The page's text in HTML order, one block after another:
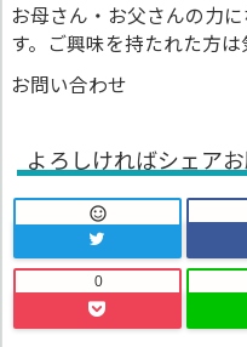
お母さん・お父さんの力
す。ご興味を持たれた方は
お問い合わせ
よろしければシェア

0